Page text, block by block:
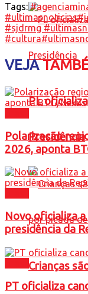
PL
Presidência
Crianças
Tags:
#ultimasnoticias
#sjdrmg
#cultura
VEJA
Polarização
2026, aponta
Novo oficializa
presidência da
PT oficializa